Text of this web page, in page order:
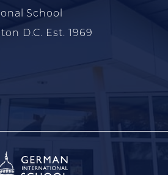
School
D.C. Est. 1969